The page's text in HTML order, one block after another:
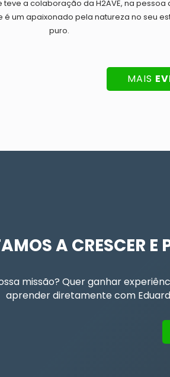
teve a colaboração da H2AVE, na pessoa
é um apaixonado pela natureza no seu
puro.
MAIS
A CRESCER
missão? Quer ganhar
aprender diretamente com